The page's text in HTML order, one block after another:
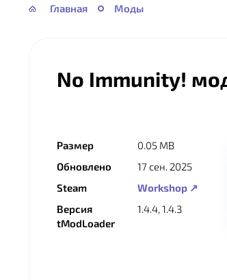
Главная Моды
No Immunity!
Размер
0.05 MB
Обновлено
17 сен. 2025
Steam
Workshop ↗
Версия
tModLoader
1.4.4, 1.4.3